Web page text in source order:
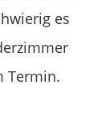
es
Termin.